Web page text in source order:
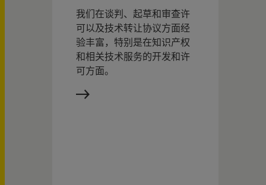
我们在谈判、起草和审查许
可以及技术转让协议方面经
验丰富，特别是在知识产权
和相关技术服务的开发和许
可方面。